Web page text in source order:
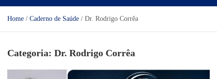
Home Caderno de Saúde Dr. Rodrigo Corrêa
Categoria: Dr. Rodrigo Corrêa